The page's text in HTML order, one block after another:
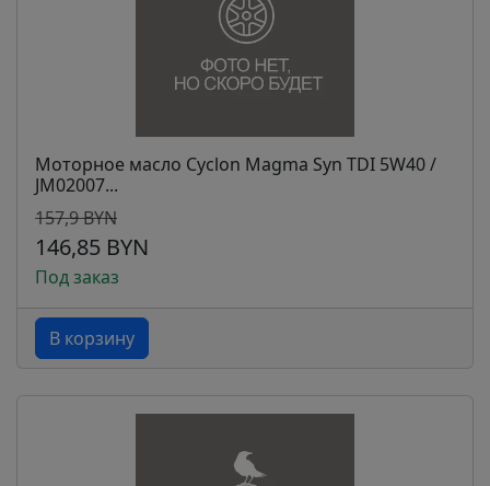
Моторное масло Cyclon Magma Syn TDI 5W40 /
JM02007...
157,9 BYN
146,85 BYN
Под заказ
В корзину